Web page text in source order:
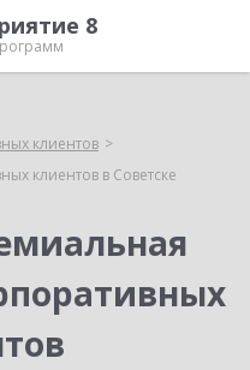
8
клиентов
клиентов в Советске